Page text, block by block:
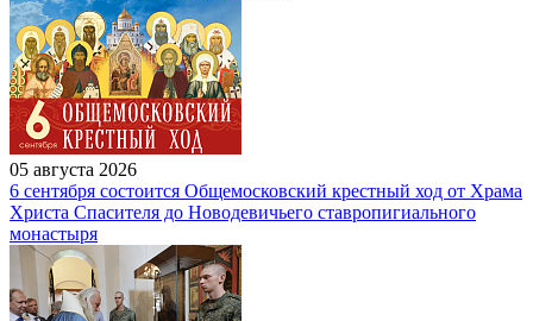
05 августа 2026
6 сентября состоится Общемосковский крестный ход от Храма
Христа Спасителя до Новодевичьего ставропигиального
монастыря